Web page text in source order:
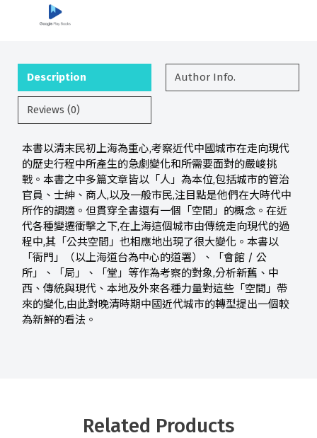
Description Author Info.
Reviews (0)
本書以清末民初上海為重心,考察近代中國城市在走向現代
的歷史行程中所產生的急劇變化和所需要面對的嚴峻挑
戰。本書之中多篇文章皆以「人」為本位,包括城市的管治
官員、士紳、商人,以及一般市民,注目點是他們在大時代中
所作的調適。但貫穿全書還有一個「空間」的概念。在近
代各種變遷衝擊之下,在上海這個城市由傳統走向現代的過
程中,其「公共空間」也相應地出現了很大變化。本書以
「衙門」（以上海道台為中心的道署）、「會館 / 公
所」、「局」、「堂」等作為考察的對象,分析新舊、中
西、傳統與現代、本地及外來各種力量對這些「空間」帶
來的變化,由此對晚清時期中國近代城市的轉型提出一個較
為新鮮的看法。
Related Products